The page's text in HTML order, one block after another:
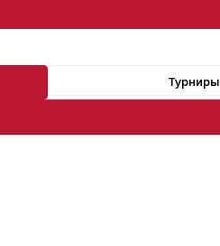
Турниры